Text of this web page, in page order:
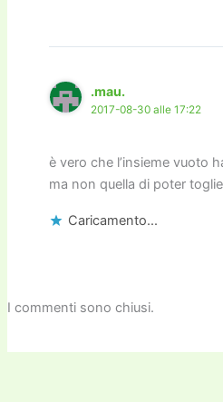
.mau.
2017-08-30 alle 17:22
è vero che l’insieme vuoto
ma non quella di poter
Caricamento...
I commenti sono chiusi.